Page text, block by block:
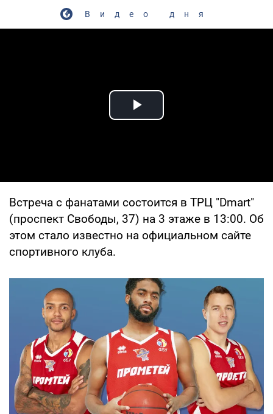
Видео дня
Play Video
Встреча с фанатами состоится в ТРЦ "Dmart"
(проспект Свободы, 37) на 3 этаже в 13:00. Об
этом стало известно на официальном сайте
спортивного клуба.